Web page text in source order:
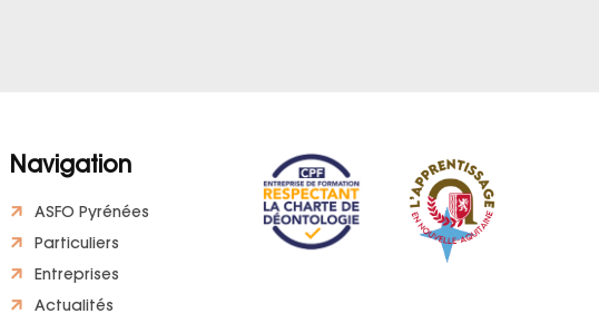
Navigation
ASFO Pyrénées
Particuliers
Entreprises
Actualités